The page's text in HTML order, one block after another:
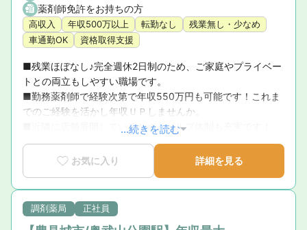
薬剤師免許をお持ちの方
高収入 年収500万以上 転勤なし
残業無し・少なめ
車通勤OK
資格取得支援
■残業ほぼなし♪完全週休2日制のため、ご家庭やプライベー
トとの両立もしやすい職場です。
■勤務薬剤師で経験次第で年収550万円も可能です！これま
でのご経験を活かし年収ＵＰしませんか。
■近隣に店舗展開しているため、ヘルプ体制も充実です！内
科・整形外科を応需している薬局です。
...続きを読む
お気に入り 詳細を見る
調剤薬局 正社員